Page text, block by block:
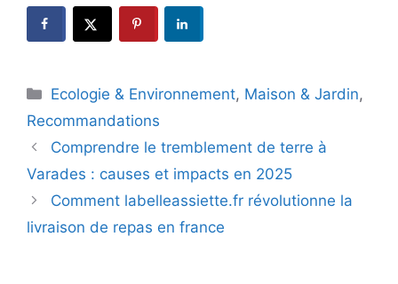
Catégories
Ecologie & Environnement, Maison & Jardin,
Recommandations
Comprendre le tremblement de terre à
Varades : causes et impacts en 2025
Comment labelleassiette.fr révolutionne la
livraison de repas en france